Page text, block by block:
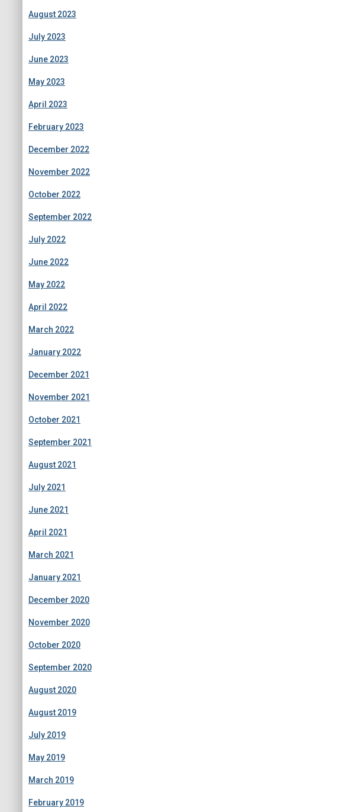
August 2023
July 2023
June 2023
May 2023
April 2023
February 2023
December 2022
November 2022
October 2022
September 2022
July 2022
June 2022
May 2022
April 2022
March 2022
January 2022
December 2021
November 2021
October 2021
September 2021
August 2021
July 2021
June 2021
April 2021
March 2021
January 2021
December 2020
November 2020
October 2020
September 2020
August 2020
August 2019
July 2019
May 2019
March 2019
February 2019